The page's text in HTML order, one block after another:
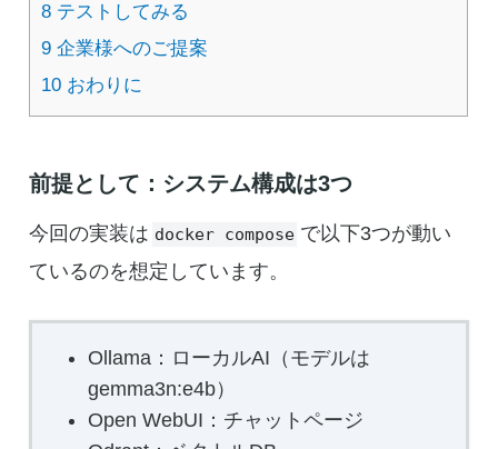
8 テストしてみる
9 企業様へのご提案
10 おわりに
前提として：システム構成は3つ
今回の実装は docker compose で以下3つが動い
ているのを想定しています。
Ollama：ローカルAI（モデルは
gemma3n:e4b）
Open WebUI：チャットページ